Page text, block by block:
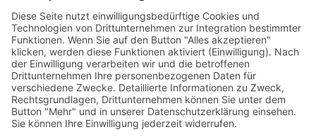
Telefon:02921 9670-0
Telefax:02921 77011
E-Mail:info@moebel-wiemer.de